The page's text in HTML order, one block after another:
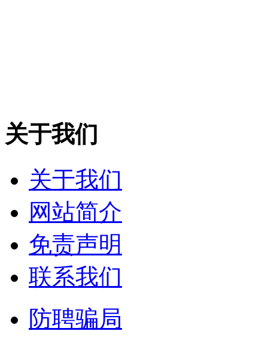
关于我们
关于我们
网站简介
免责声明
联系我们
防聘骗局